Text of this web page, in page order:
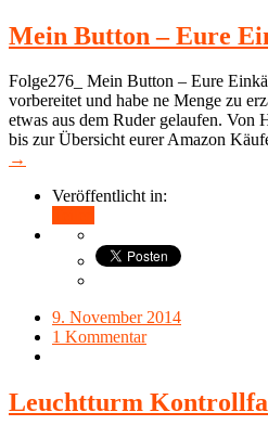
Mein Button – Eure
Folge276_ Mein Button – Eure
vorbereitet und habe ne Menge zu
etwas aus dem Ruder gelaufen. Von
bis zur Übersicht eurer Amazon
→
Veröffentlicht in:
9. November 2014
1 Kommentar
Leuchtturm